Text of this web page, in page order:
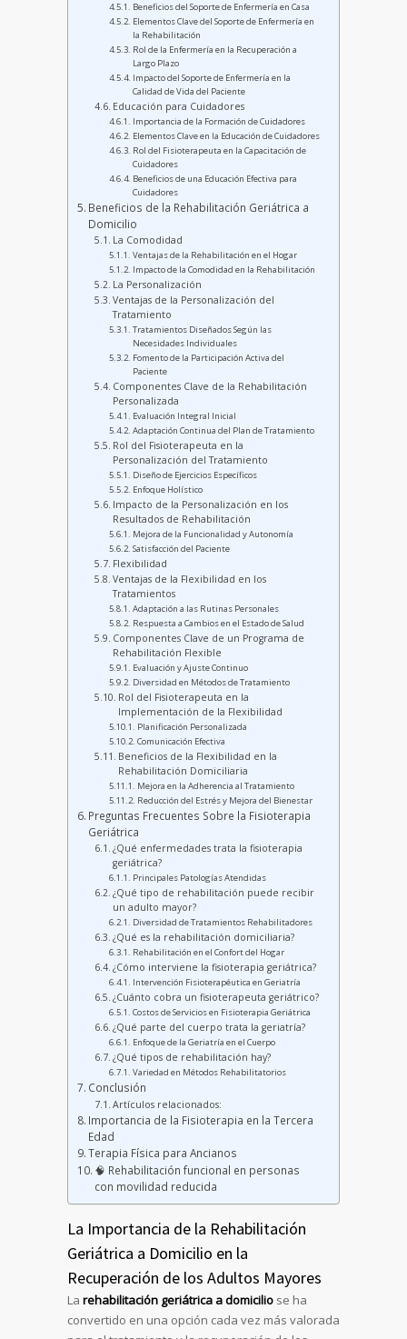
Beneficios del Soporte de Enfermería en Casa
Elementos Clave del Soporte de Enfermería en
la Rehabilitación
Rol de la Enfermería en la Recuperación a
Largo Plazo
Impacto del Soporte de Enfermería en la
Calidad de Vida del Paciente
Educación para Cuidadores
Importancia de la Formación de Cuidadores
Elementos Clave en la Educación de Cuidadores
Rol del Fisioterapeuta en la Capacitación de
Cuidadores
Beneficios de una Educación Efectiva para
Cuidadores
Beneficios de la Rehabilitación Geriátrica a
Domicilio
La Comodidad
Ventajas de la Rehabilitación en el Hogar
Impacto de la Comodidad en la Rehabilitación
La Personalización
Ventajas de la Personalización del
Tratamiento
Tratamientos Diseñados Según las
Necesidades Individuales
Fomento de la Participación Activa del
Paciente
Componentes Clave de la Rehabilitación
Personalizada
Evaluación Integral Inicial
Adaptación Continua del Plan de Tratamiento
Rol del Fisioterapeuta en la
Personalización del Tratamiento
Diseño de Ejercicios Específicos
Enfoque Holístico
Impacto de la Personalización en los
Resultados de Rehabilitación
Mejora de la Funcionalidad y Autonomía
Satisfacción del Paciente
Flexibilidad
Ventajas de la Flexibilidad en los
Tratamientos
Adaptación a las Rutinas Personales
Respuesta a Cambios en el Estado de Salud
Componentes Clave de un Programa de
Rehabilitación Flexible
Evaluación y Ajuste Continuo
Diversidad en Métodos de Tratamiento
Rol del Fisioterapeuta en la
Implementación de la Flexibilidad
Planificación Personalizada
Comunicación Efectiva
Beneficios de la Flexibilidad en la
Rehabilitación Domiciliaria
Mejora en la Adherencia al Tratamiento
Reducción del Estrés y Mejora del Bienestar
Preguntas Frecuentes Sobre la Fisioterapia
Geriátrica
¿Qué enfermedades trata la fisioterapia
geriátrica?
Principales Patologías Atendidas
¿Qué tipo de rehabilitación puede recibir
un adulto mayor?
Diversidad de Tratamientos Rehabilitadores
¿Qué es la rehabilitación domiciliaria?
Rehabilitación en el Confort del Hogar
¿Cómo interviene la fisioterapia geriátrica?
Intervención Fisioterapéutica en Geriatría
¿Cuánto cobra un fisioterapeuta geriátrico?
Costos de Servicios en Fisioterapia Geriátrica
¿Qué parte del cuerpo trata la geriatría?
Enfoque de la Geriatría en el Cuerpo
¿Qué tipos de rehabilitación hay?
Variedad en Métodos Rehabilitatorios
Conclusión
Artículos relacionados:
Importancia de la Fisioterapia en la Tercera
Edad
Terapia Física para Ancianos
🧠 Rehabilitación funcional en personas
con movilidad reducida
La Importancia de la Rehabilitación
Geriátrica a Domicilio en la
Recuperación de los Adultos Mayores
La rehabilitación geriátrica a domicilio se ha
convertido en una opción cada vez más valorada